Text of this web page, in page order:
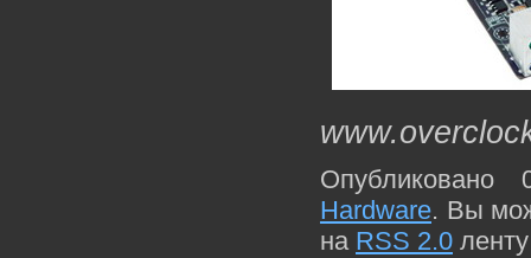
Hardware. Вы
на RSS 2.0